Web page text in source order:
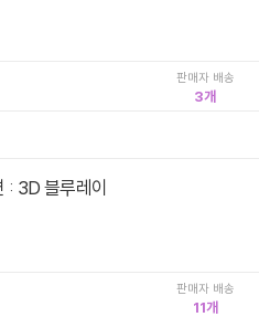
판매자 배송
3
: 3D 블루레이
판매자 배송
11